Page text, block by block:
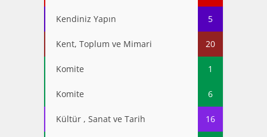
Kendiniz Yapın 5
Kent, Toplum ve Mimari 20
Komite 1
Komite 6
Kültür , Sanat ve Tarih 16